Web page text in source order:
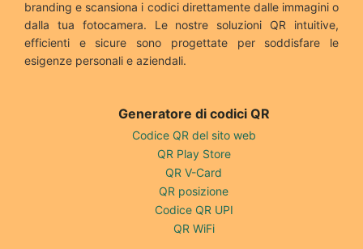
branding e scansiona i codici direttamente dalle immagini o
dalla tua fotocamera. Le nostre soluzioni QR intuitive,
efficienti e sicure sono progettate per soddisfare le
esigenze personali e aziendali.
Generatore di codici QR
Codice QR del sito web
QR Play Store
QR V-Card
QR posizione
Codice QR UPI
QR WiFi